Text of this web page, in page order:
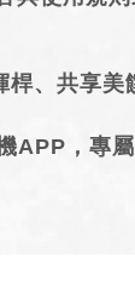
桿、共享美
APP，專